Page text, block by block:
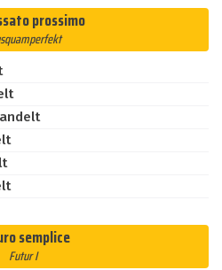
prossimo
semplice
Futur I